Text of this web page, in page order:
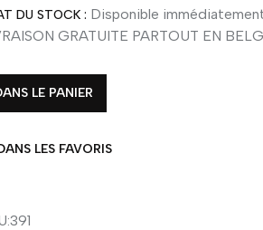
DU STOCK : Disponible
GRATUITE PARTOUT EN
LE PANIER
LES FAVORIS